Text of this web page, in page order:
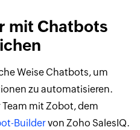
mit Chatbots
Weise Chatbots, um
zu automatisieren.
mit Zobot, dem
Buildervon Zoho SalesIQ.